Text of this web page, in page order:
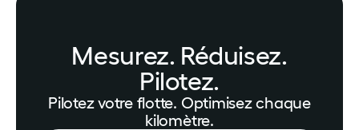
Mesurez. Réduisez.
Pilotez.
Pilotez votre flotte. Optimisez chaque
kilomètre.